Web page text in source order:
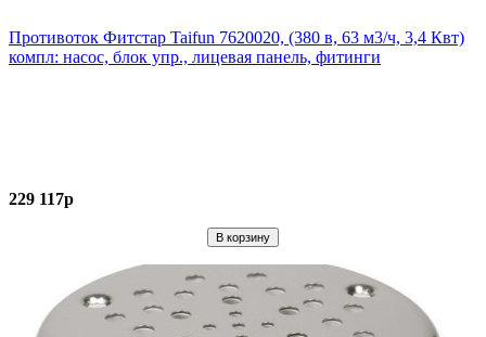
Противоток Фитстар Taifun 7620020, (380 в, 63 м3/ч, 3,4 Квт)
компл: насос, блок упр., лицевая панель, фитинги
229 117р